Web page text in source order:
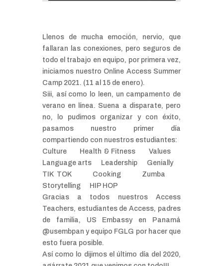
Llenos de mucha emoción, nervio, que
fallaran las conexiones, pero seguros de
todo el trabajo en equipo, por primera vez,
iniciamos nuestro Online Access Summer
Camp 2021. (11 al 15 de enero).
Siii, así como lo leen, un campamento de
verano en línea. Suena a disparate, pero
no, lo pudimos organizar y con éxito,
pasamos nuestro primer día
compartiendo con nuestros estudiantes:
Culture Health & Fitness Values
Language arts Leadership Genially
TIK TOK Cooking Zumba
Storytelling HIP HOP
Gracias a todos nuestros Access
Teachers, estudiantes de Access, padres
de familia, US Embassy en Panamá
@usembpan y equipo FGLG por hacer que
esto fuera posible.
Así como lo dijimos el último día del 2020,